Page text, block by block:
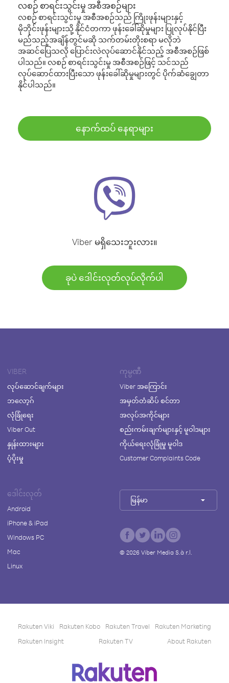
လစဉ် စာရင်းသွင်းမှု အစီအစဉ်များ
လစဉ် စာရင်းသွင်းမှု အစီအစဉ်သည် ကြိုးဖုန်းများနှင့်
မိုဘိုင်းဖုန်းများသို့ နိုင်ငံတကာ ဖုန်းခေါ်ဆိုမှုများ ပြုလုပ်နိုင်ပြီး
မည်သည့်အချိန်တွင်မဆို သက်တမ်းတိုးစရာ မလိုဘဲ
အဆင်ပြေသလို ပြောင်းလဲလုပ်ဆောင်နိုင်သည့် အစီအစဉ်ဖြစ်
ပါသည်။ လစဉ် စာရင်းသွင်းမှု အစီအစဉ်ဖြင့် သင်သည်
လုပ်ဆောင်ထားပြီးသော ဖုန်းခေါ်ဆိုမှုများတွင် ပိုက်ဆံချွေတာ
နိုင်ပါသည်။
နောက်ထပ် နေရာများ
Viber မရှိသေးဘူးလား။
ခုပဲ ဒေါင်းလုတ်လုပ်လိုက်ပါ
VIBER
လုပ်ဆောင်ချက်များ
ဘလော့ဂ်
လုံခြုံရေး
Viber Out
နှုန်းထားများ
ပံ့ပိုးမှု
ကုမ္ပဏီ
Viber အကြောင်း
အမှတ်တံဆိပ် စင်တာ
အလုပ်အကိုင်များ
စည်းကမ်းချက်များနှင့် မူဝါဒများ
ကိုယ်ရေးလုံခြုံမှု မူဝါဒ
Customer Complaints Code
ဒေါင်းလုတ်
Android
iPhone & iPad
Windows PC
Mac
Linux
မြန်မာ
© 2026Viber Media S.à r.l.
Rakuten Viki Rakuten Kobo Rakuten Travel
Rakuten Marketing
Rakuten Insight
Rakuten TV About Rakuten